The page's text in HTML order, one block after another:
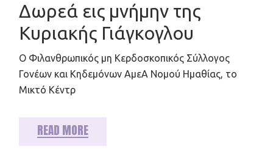
Δωρεά εις μνήμην της
Κυριακής Γιάγκογλου
Ο Φιλανθρωπικός μη Κερδοσκοπικός Σύλλογος
Γονέων και Κηδεμόνων ΑμεΑ Νομού Ημαθίας, το
Μικτό Κέντρ
READ MORE